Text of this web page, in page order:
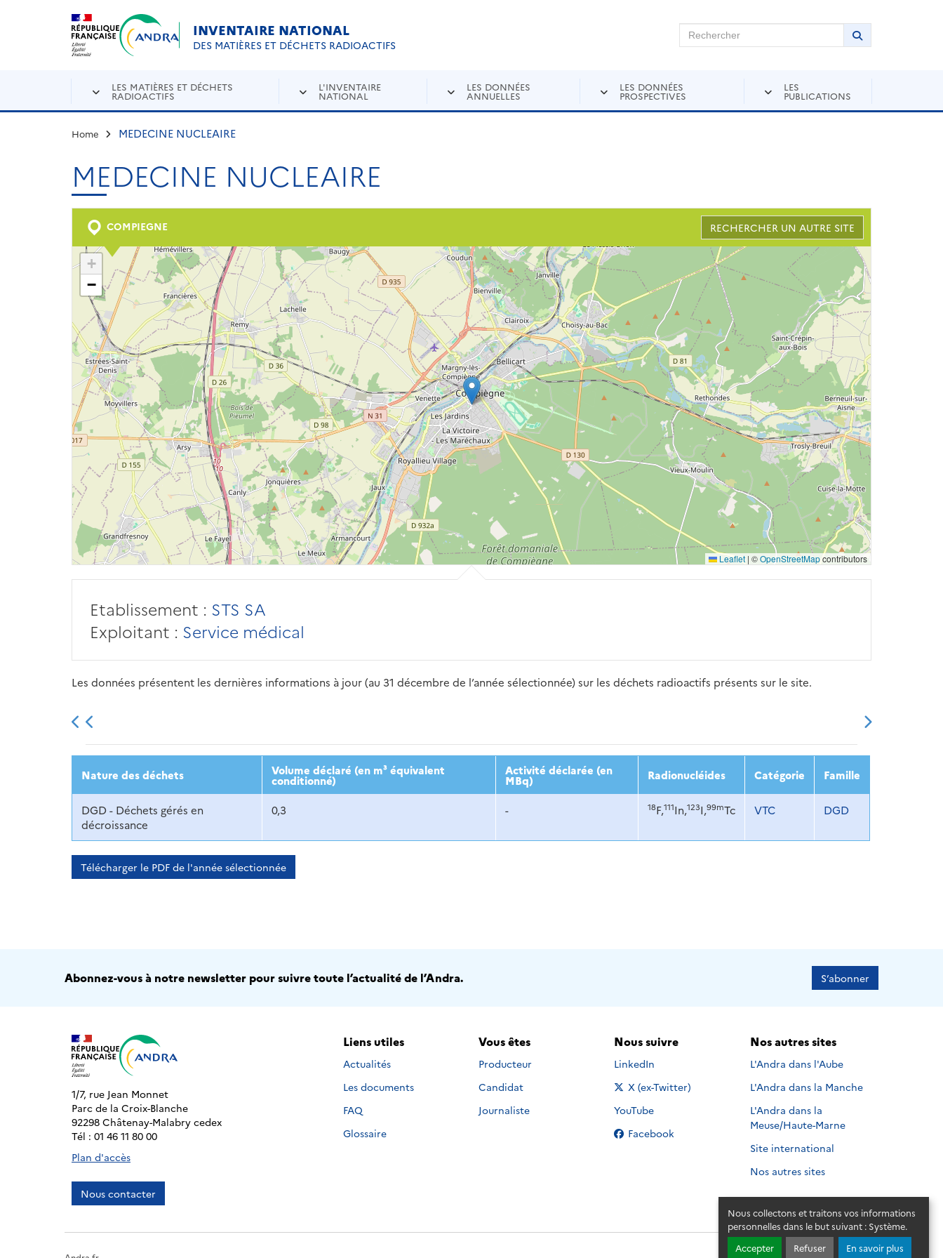
Nous collectons et traitons vos informations
personnelles dans le but suivant : Système.
Accepter
Refuser En savoir plus
Aller au contenu principal
INVENTAIRE NATIONAL
DES MATIÈRES ET DÉCHETS RADIOACTIFS
Rechercher sur Andra Inventaire Rechercher
Lancer la
LES MATIÈRES ET DÉCHETS
RADIOACTIFS
L'INVENTAIRE
NATIONAL
LES DONNÉES
ANNUELLES
LES DONNÉES
PROSPECTIVES
LES
PUBLICATIONS
Home MEDECINE NUCLEAIRE
MEDECINE NUCLEAIRE
COMPIEGNE RECHERCHER UN AUTRE SITE
+
−
Leaflet | ©OpenStreetMapcontributors
Etablissement : STS SA
Exploitant : Service médical
Les données présentent les dernières informations à jour (au 31 décembre de l’année sélectionnée) sur les déchets radioactifs présents sur le site.
2013 2014 2015 2016 2017 2018 2019 2020 2021 2022 2023
Nature des déchets Volume déclaré (en m³ équivalent
conditionné)
Activité déclarée (en
MBq) Radionucléides Catégorie Famille
DGD - Déchets gérés en
décroissance
0,3 - 18F,111In,123I,99mTc VTC DGD
Télécharger le PDF de l'année sélectionnée
Abonnez-vous à notre newsletter pour suivre toute l’actualité de l’Andra. S’abonner
1/7, rue Jean Monnet
Parc de la Croix-Blanche
92298 Châtenay-Malabry cedex
Tél : 01 46 11 80 00
Plan d'accès
Nous contacter
Liens utiles
Actualités
Les documents
FAQ
Glossaire
Vous êtes
Producteur
Candidat
Journaliste
Nous suivre
Nous suivre sur
LinkedIn
Nous suivre sur
X (ex-Twitter)
Nous suivre sur
YouTube
Nous suivre sur
Facebook
Nos autres sites
L'Andra dans l'Aube
L'Andra dans la Manche
L'Andra dans la
Meuse/Haute-Marne
Site international
Nos autres sites